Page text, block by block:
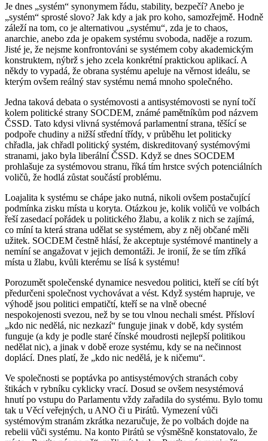
Je dnes „systém“ synonymem řádu, stability, bezpečí? Anebo je
„systém“ sprosté slovo? Jak kdy a jak pro koho, samozřejmě. Hodně
záleží na tom, co je alternativou „systému“, zda je to chaos,
anarchie, anebo zda je opakem systému svoboda, naděje a rozum.
Jisté je, že nejsme konfrontováni se systémem coby akademickým
konstruktem, nýbrž s jeho zcela konkrétní praktickou aplikací. A
někdy to vypadá, že obrana systému apeluje na věrnost ideálu, se
kterým ovšem reálný stav systému nemá mnoho společného.
Jedna taková debata o systémovosti a antisystémovosti se nyní točí
kolem politické strany SOCDEM, známé pamětníkům pod názvem
ČSSD. Tato kdysi vlivná systémová parlamentní strana, těšící se
podpoře chudiny a nižší střední třídy, v průběhu let politicky
chřadla, jak chřadl politický systém, diskreditovaný systémovými
stranami, jako byla liberální ČSSD. Když se dnes SOCDEM
prohlašuje za systémovou stranu, říká tím hrstce svých potenciálních
voličů, že hodlá zůstat součástí problému.
Loajalita k systému se chápe jako nutná, nikoli ovšem postačující
podmínka zisku místa u koryta. Otázkou je, kolik voličů ve volbách
řeší zasedací pořádek u politického žlabu, a kolik z nich se zajímá,
co míní ta která strana udělat se systémem, aby z něj občané měli
užitek. SOCDEM čestně hlásí, že akceptuje systémové mantinely a
nemíní se angažovat v jejich demontáži. Je ironií, že se tím zříká
místa u žlabu, kvůli kterému se lísá k systému!
Porozumět společenské dynamice nesvedou politici, kteří se cítí být
předurčeni společnost vychovávat a vést. Když systém hapruje, ve
výhodě jsou politici empatičtí, kteří se na vlně obecné
nespokojenosti svezou, než by se tou vlnou nechali smést. Přísloví
„kdo nic nedělá, nic nezkazí“ funguje jinak v době, kdy systém
funguje (a kdy je podle staré čínské moudrosti nejlepší politikou
nedělat nic), a jinak v době eroze systému, kdy se na nečinnost
doplácí. Dnes platí, že „kdo nic nedělá, je k ničemu“.
Ve společnosti se poptávka po antisystémových stranách coby
štikách v rybníku cyklicky vrací. Dosud se ovšem nesystémová
hnutí po vstupu do Parlamentu vždy zařadila do systému. Bylo tomu
tak u Věcí veřejných, u ANO či u Pirátů. Vymezení vůči
systémovým stranám zkrátka nezaručuje, že po volbách dojde na
rebelii vůči systému. Na konto Pirátů se výsměšně konstatovalo, že